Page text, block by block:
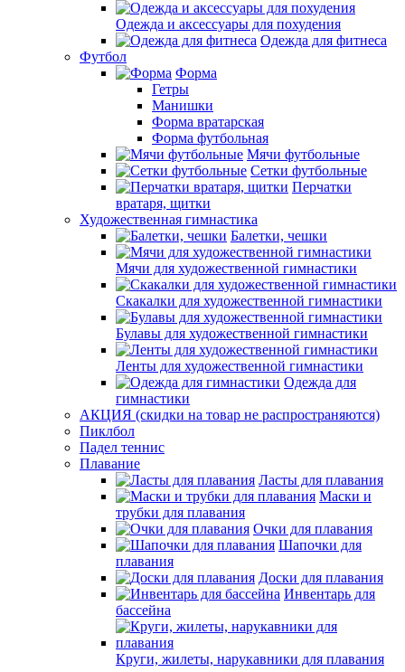
Одежда и аксессуары для похудения
Одежда для фитнеса
Футбол
Форма
Гетры
Манишки
Форма вратарская
Форма футбольная
Мячи футбольные
Сетки футбольные
Перчатки
вратаря, щитки
Художественная гимнастика
Балетки, чешки
Мячи для художественной гимнастики
Скакалки для художественной гимнастики
Булавы для художественной гимнастики
Ленты для художественной гимнастики
Одежда для
гимнастики
АКЦИЯ (скидки на товар не распространяются)
Пиклбол
Падел теннис
Плавание
Ласты для плавания
Маски и
трубки для плавания
Очки для плавания
Шапочки для
плавания
Доски для плавания
Инвентарь для
бассейна
Круги, жилеты, нарукавники для плавания